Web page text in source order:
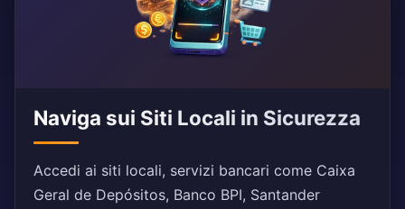
Naviga sui Siti Locali in Sicurezza
Accedi ai siti locali, servizi bancari come Caixa
Geral de Depósitos, Banco BPI, Santander